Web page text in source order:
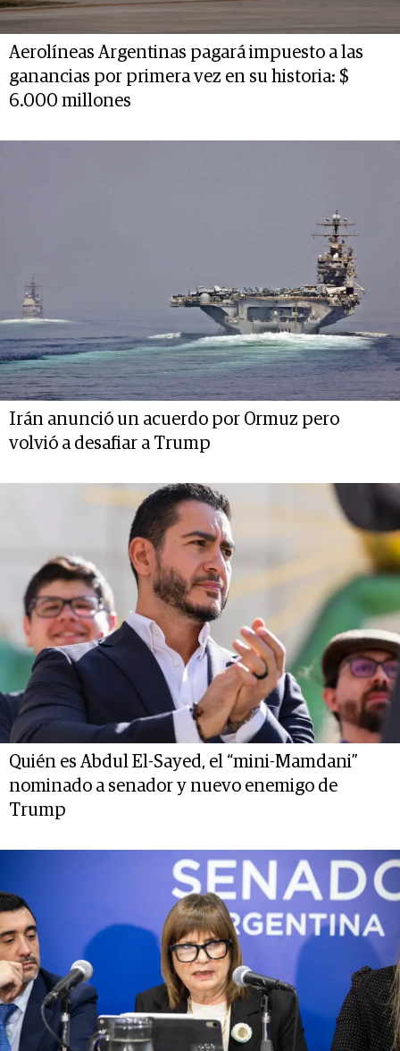
Aerolíneas Argentinas pagará impuesto a las
ganancias por primera vez en su historia: $
6.000 millones
Irán anunció un acuerdo por Ormuz pero
volvió a desafiar a Trump
Quién es Abdul El-Sayed, el “mini-Mamdani”
nominado a senador y nuevo enemigo de
Trump